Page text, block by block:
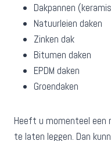
Dakpannen
Natuurleien daken
Zinken dak
Bitumen daken
EPDM daken
Groendaken
Heeft u momenteel een
te laten leggen. Dan